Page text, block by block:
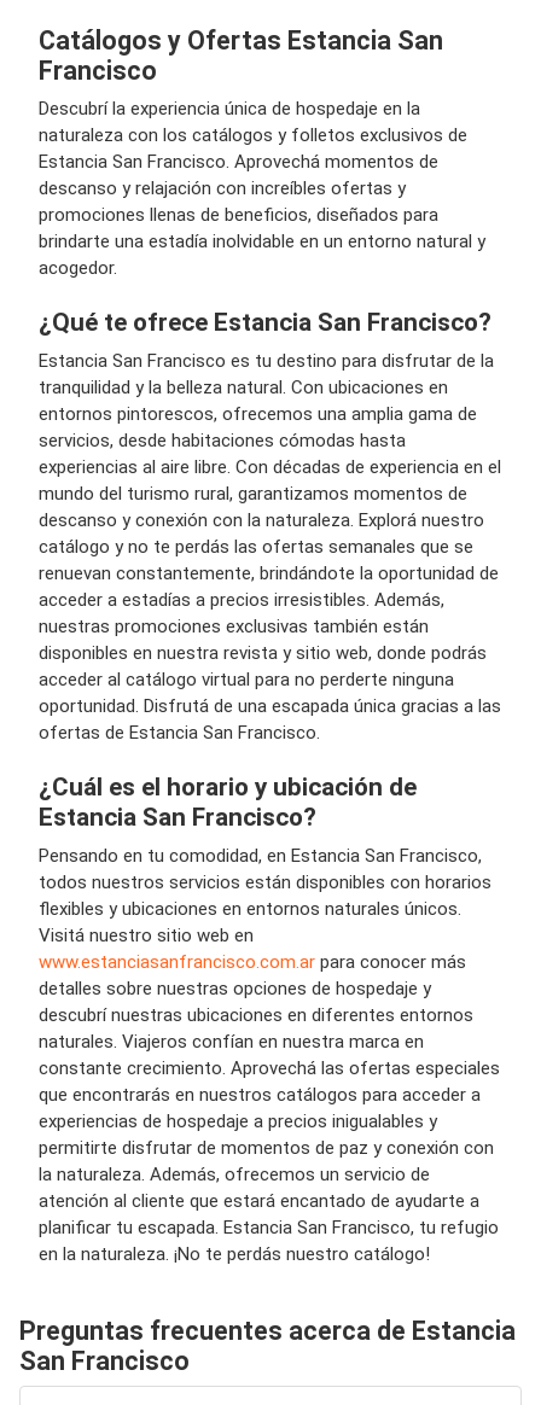
Catálogos y Ofertas Estancia San
Francisco
Descubrí la experiencia única de hospedaje en la
naturaleza con los catálogos y folletos exclusivos de
Estancia San Francisco. Aprovechá momentos de
descanso y relajación con increíbles ofertas y
promociones llenas de beneficios, diseñados para
brindarte una estadía inolvidable en un entorno natural y
acogedor.
¿Qué te ofrece Estancia San Francisco?
Estancia San Francisco es tu destino para disfrutar de la
tranquilidad y la belleza natural. Con ubicaciones en
entornos pintorescos, ofrecemos una amplia gama de
servicios, desde habitaciones cómodas hasta
experiencias al aire libre. Con décadas de experiencia en el
mundo del turismo rural, garantizamos momentos de
descanso y conexión con la naturaleza. Explorá nuestro
catálogo y no te perdás las ofertas semanales que se
renuevan constantemente, brindándote la oportunidad de
acceder a estadías a precios irresistibles. Además,
nuestras promociones exclusivas también están
disponibles en nuestra revista y sitio web, donde podrás
acceder al catálogo virtual para no perderte ninguna
oportunidad. Disfrutá de una escapada única gracias a las
ofertas de Estancia San Francisco.
¿Cuál es el horario y ubicación de
Estancia San Francisco?
Pensando en tu comodidad, en Estancia San Francisco,
todos nuestros servicios están disponibles con horarios
flexibles y ubicaciones en entornos naturales únicos.
Visitá nuestro sitio web en
www.estanciasanfrancisco.com.ar para conocer más
detalles sobre nuestras opciones de hospedaje y
descubrí nuestras ubicaciones en diferentes entornos
naturales. Viajeros confían en nuestra marca en
constante crecimiento. Aprovechá las ofertas especiales
que encontrarás en nuestros catálogos para acceder a
experiencias de hospedaje a precios inigualables y
permitirte disfrutar de momentos de paz y conexión con
la naturaleza. Además, ofrecemos un servicio de
atención al cliente que estará encantado de ayudarte a
planificar tu escapada. Estancia San Francisco, tu refugio
en la naturaleza. ¡No te perdás nuestro catálogo!
Preguntas frecuentes acerca de Estancia
San Francisco